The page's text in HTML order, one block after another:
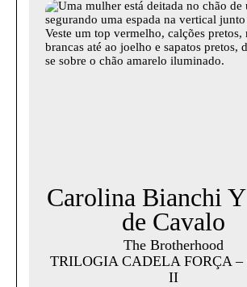
Carolina Bianchi
de Cavalo
The Brotherhood
TRILOGIA CADELA FORÇA –
II